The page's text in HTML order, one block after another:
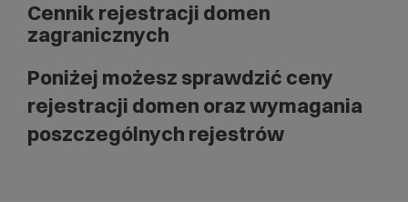
Cennik rejestracji domen
zagranicznych
Poniżej możesz sprawdzić ceny
rejestracji domen oraz wymagania
poszczególnych rejestrów